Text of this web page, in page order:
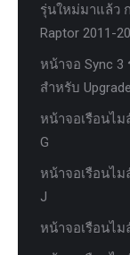
รุ่นใหม่มาแล้ว ก
Raptor 2011-
หน้าจอ Sync 3
สำหรับ
หน้าจอเรือนไมล์
G
หน้าจอเรือนไมล์
J
หน้าจอเรือนไม